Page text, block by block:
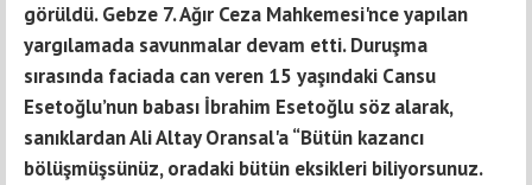
görüldü. Gebze 7. Ağır Ceza Mahkemesi'nce yapılan
yargılamada savunmalar devam etti. Duruşma
sırasında faciada can veren 15 yaşındaki Cansu
Esetoğlu’nun babası İbrahim Esetoğlu söz alarak,
sanıklardan Ali Altay Oransal'a “Bütün kazancı
bölüşmüşsünüz, oradaki bütün eksikleri biliyorsunuz.